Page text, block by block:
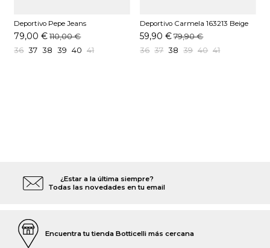
Deportivo Pepe Jeans
PLS600032 Beige
79,00 € 110,00 €
36 37 38 39 40 41
Deportivo Carmela 163213 Beige
59,90 € 79,90 €
36 37 38 39 40 41
¿Estar a la última siempre?
Todas las novedades en tu email
Encuentra tu tienda Botticelli más cercana